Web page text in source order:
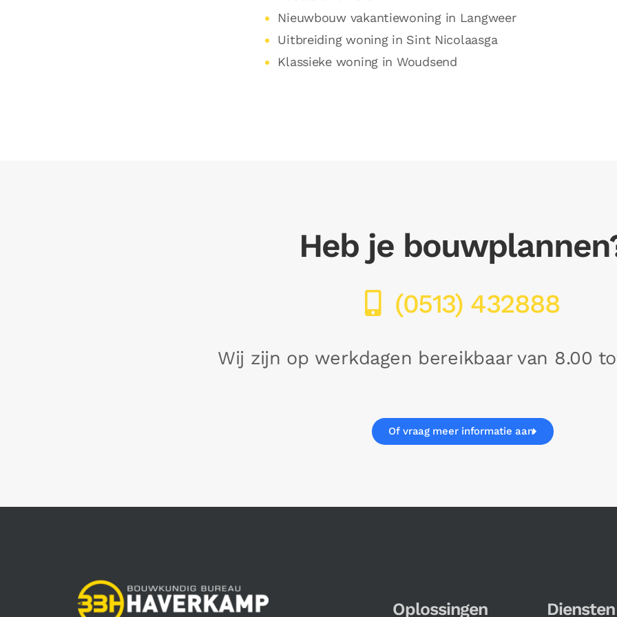
Nieuwbouw vakantiewoning in Langweer
Uitbreiding woning in Sint Nicolaasga
Klassieke woning in Woudsend
Heb je
(0513) 432888
Wij zijn op werkdagen bereikbaar van 8.00
Of vraag meer informatie aan
Oplossingen Diensten